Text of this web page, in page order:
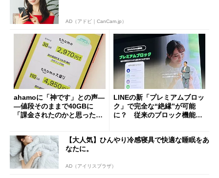
AD（アドビ｜CanCam.jp）
ahamoに「神です」との声―
―値段そのままで40GBに
「課金されたのかと思った」
LINEの新「プレミアムブロッ
ク」で完全な“絶縁”が可能
に？ 従来のブロック機能と
【大人気】ひんやり冷感寝具で快適な睡眠をあ
なたに。
AD（アイリスプラザ）